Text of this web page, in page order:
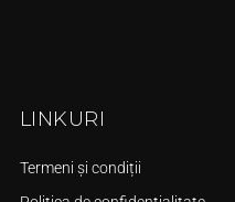
LINKURI
Termeni și condiții